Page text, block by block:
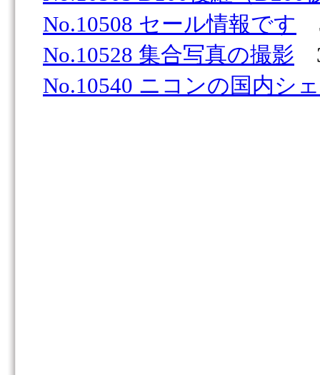
No.10508 セール情報です
No.10528 集合写真の撮影
No.10540 ニコンの国内シ